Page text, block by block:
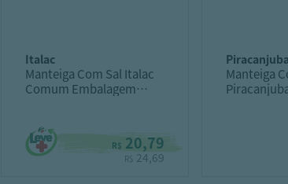
italac
Manteiga Com Sal Italac
Comum Embalagem
R$ 20,79
R$ 24,69
piracanjuba
Manteiga